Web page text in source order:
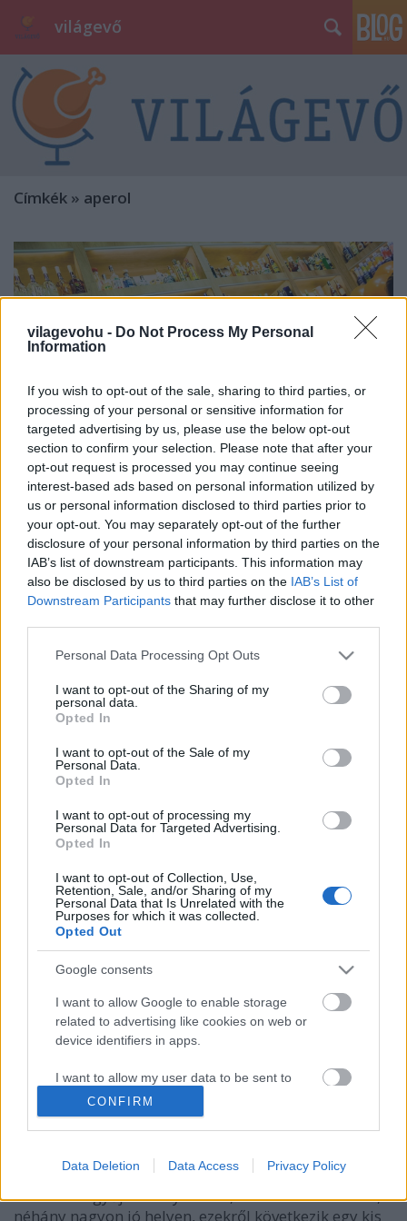
vilagevohu - Do Not Process My Personal
Information
If you wish to opt-out of the sale, sharing to third parties, or
processing of your personal or sensitive information for
targeted advertising by us, please use the below opt-out
section to confirm your selection. Please note that after your
opt-out request is processed you may continue seeing
interest-based ads based on personal information utilized by
us or personal information disclosed to third parties prior to
your opt-out. You may separately opt-out of the further
disclosure of your personal information by third parties on the
IAB’s list of downstream participants. This information may
also be disclosed by us to third parties on the IAB’s List of
Downstream Participants that may further disclose it to other
Please note that this website/app uses one or more Google
not limited to your visit or usage behaviour. You may click to
grant or deny consent to Google and its third-party tags to
use your data for below specified purposes in below Google
consent section.
Personal Data Processing Opt Outs
I want to opt-out of the Sharing of my
personal data.
Opted In
I want to opt-out of the Sale of my
Personal Data.
Opted In
I want to opt-out of processing my
Personal Data for Targeted Advertising.
Opted In
I want to opt-out of Collection, Use,
Retention, Sale, and/or Sharing of my
Personal Data that Is Unrelated with the
Purposes for which it was collected.
Opted Out
Google consents
I want to allow Google to enable storage
related to advertising like cookies on web or
device identifiers in apps.
I want to allow my user data to be sent to
Google for online advertising purposes.
I want to allow Google to send me
related to analytics like cookies on web or
CONFIRM
Data Deletion Data Access Privacy Policy
világevő
Címkék » aperol
Keserűbb koktélok nyáron,
receptekkel!
világevő•2015. július 03.
Az Aperol Spritzet nagyjából már mindenki ismeri,
pedig nem ez az egyetlen kesernyés nyári koktél! A
grand master akcióban Az Aperol Spritz receptjét
talán már elismételni is felesleges (itt lehet azért
puskázni), de így néz ki akció közben az elkészítés
Az egyik legnagyobb olasz
gasztrotalálmány
világevő•2014. augusztus 21.
Ami valamiért nagyon nehezen tör magának utat
itthon, pedig aki próbálta már Olaszországban, meg
is szerette! A bejegyzés a Bols Hungary-val
kooperációban készült. És akkor nem a tésztákra, a
pizzára, vagy a paradicsomszószra, esetleg a
parmezánsajtra gondolok, bár ezek is…
Tavaszi zsongásnak indultak a
világevő•2011. április 01.
A tavaszi időjárás szerencsére kedvez az
éttermeknek, és ezen keresztül a vendégeknek is. Az
utóbbi napokban komoly adat- és
információgyűjtést folytattam, azaz ettem és ittam,
néhány nagyon jó helyen, ezekről következik egy kis